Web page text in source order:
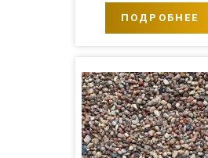
ПОДРОБНЕЕ